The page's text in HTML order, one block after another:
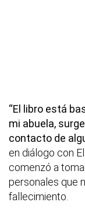
“El libro está
mi abuela,
contacto de
en diálogo con
comenzó a
personales que
fallecimiento.